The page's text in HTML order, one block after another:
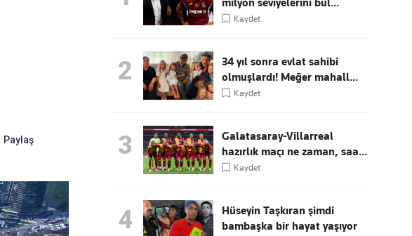
Paylaş
milyon seviyelerini bul...
Kaydet
2
34 yıl sonra evlat sahibi
olmuşlardı! Meğer mahall...
Kaydet
3
Galatasaray-Villarreal
hazırlık maçı ne zaman, saa...
Kaydet
4
Hüseyin Taşkıran şimdi
bambaşka bir hayat yaşıyor